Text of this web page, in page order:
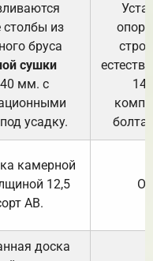
из
бруса
сушки
мм. с
усадку.
камерной
12,5
АВ.
доска